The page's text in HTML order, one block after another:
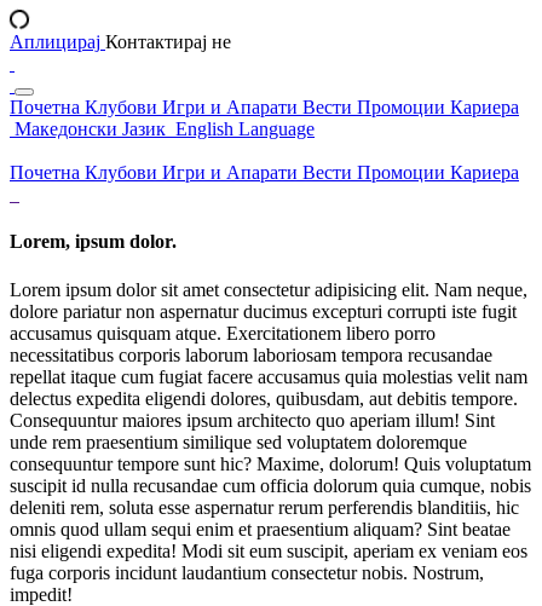
Аплицирај Контактирај не
Почетна Клубови Игри и Апарати Вести Промоции Кариера
Македонски Јазик English Language
Почетна Клубови Игри и Апарати Вести Промоции Кариера
Lorem, ipsum dolor.
Lorem ipsum dolor sit amet consectetur adipisicing elit. Nam neque,
dolore pariatur non aspernatur ducimus excepturi corrupti iste fugit
accusamus quisquam atque. Exercitationem libero porro
necessitatibus corporis laborum laboriosam tempora recusandae
repellat itaque cum fugiat facere accusamus quia molestias velit nam
delectus expedita eligendi dolores, quibusdam, aut debitis tempore.
Consequuntur maiores ipsum architecto quo aperiam illum! Sint
unde rem praesentium similique sed voluptatem doloremque
consequuntur tempore sunt hic? Maxime, dolorum! Quis voluptatum
suscipit id nulla recusandae cum officia dolorum quia cumque, nobis
deleniti rem, soluta esse aspernatur rerum perferendis blanditiis, hic
omnis quod ullam sequi enim et praesentium aliquam? Sint beatae
nisi eligendi expedita! Modi sit eum suscipit, aperiam ex veniam eos
fuga corporis incidunt laudantium consectetur nobis. Nostrum,
impedit!